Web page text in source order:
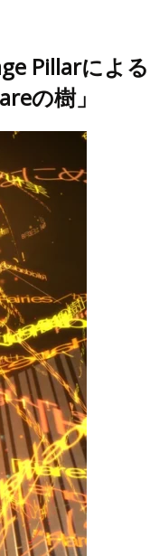
Pillarによる
の樹」